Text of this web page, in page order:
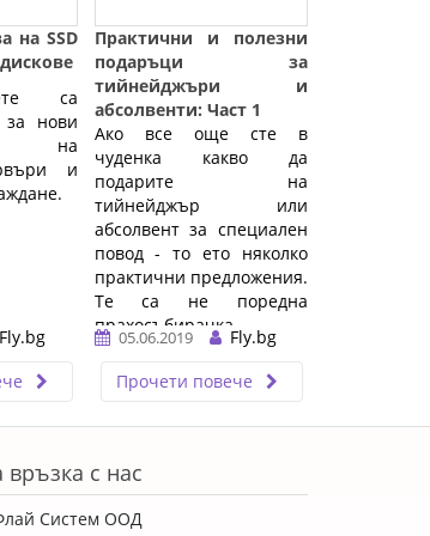
на SSD
са
за нови
на
и
Fly.bg
Практични и полезни
подаръци за
тийнейджъри и
абсолвенти: Част 1
Ако все още сте в
чуденка какво да
подарите на
тийнейджър или
абсолвент за специален
повод - то ето няколко
практични предложения.
Те са не поредна
прахосъбирачка,
ненужна вещ, която ще
бъде забравена ...…
05.06.2019
Fly.bg
Прочети повече
връзка с нас
Систем ООД